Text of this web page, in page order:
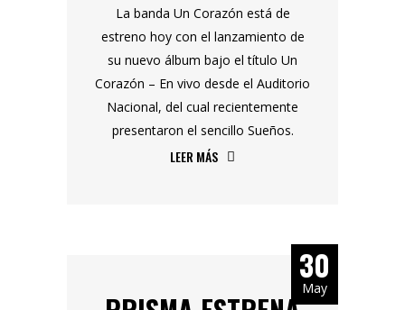
La banda Un Corazón está de
estreno hoy con el lanzamiento de
su nuevo álbum bajo el título Un
Corazón – En vivo desde el Auditorio
Nacional, del cual recientemente
presentaron el sencillo Sueños.
LEER MÁS
30
May